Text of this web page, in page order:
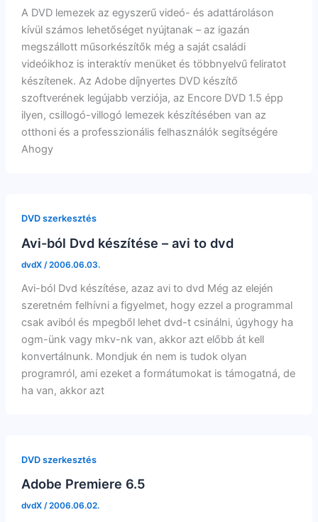
A DVD lemezek az egyszerű videó- és adattároláson
kívül számos lehetőséget nyújtanak – az igazán
megszállott műsorkészítők még a saját családi
videóikhoz is interaktív menüket és többnyelvű feliratot
készítenek. Az Adobe díjnyertes DVD készítő
szoftverének legújabb verziója, az Encore DVD 1.5 épp
ilyen, csillogó-villogó lemezek készítésében van az
otthoni és a professzionális felhasználók segítségére
Ahogy
DVD szerkesztés
Avi-ból Dvd készítése – avi to dvd
dvdX /2006.06.03.
Avi-ból Dvd készítése, azaz avi to dvd Még az elején
szeretném felhívni a figyelmet, hogy ezzel a programmal
csak aviból és mpegből lehet dvd-t csinálni, úgyhogy ha
ogm-ünk vagy mkv-nk van, akkor azt előbb át kell
konvertálnunk. Mondjuk én nem is tudok olyan
programról, ami ezeket a formátumokat is támogatná, de
ha van, akkor azt
DVD szerkesztés
Adobe Premiere 6.5
dvdX /2006.06.02.